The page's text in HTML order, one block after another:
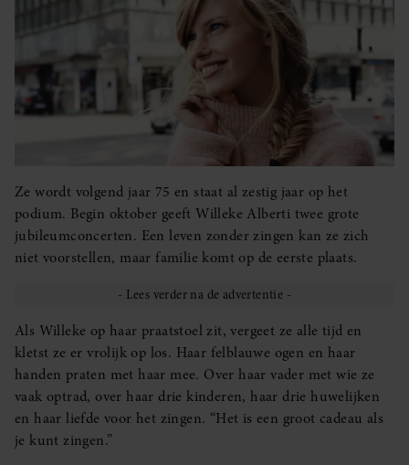
Ze wordt volgend jaar 75 en staat al zestig jaar op het
podium. Begin oktober geeft Willeke Alberti twee grote
jubileumconcerten. Een leven zonder zingen kan ze zich
niet voorstellen, maar familie komt op de eerste plaats.
Als Willeke op haar praatstoel zit, vergeet ze alle tijd en
kletst ze er vrolijk op los. Haar felblauwe ogen en haar
handen praten met haar mee. Over haar vader met wie ze
vaak optrad, over haar drie kinderen, haar drie huwelijken
en haar liefde voor het zingen. “Het is een groot cadeau als
je kunt zingen.”